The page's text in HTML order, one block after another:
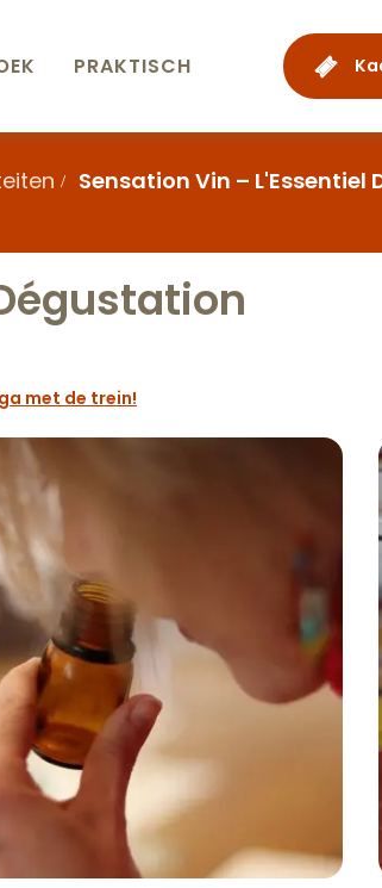
PRAKTISCH
Sensation Vin – L'Essentiel
met de trein!